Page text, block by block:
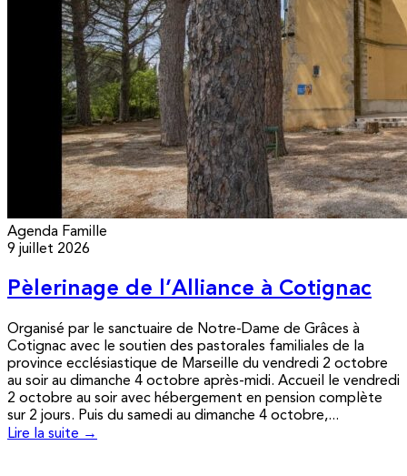
Agenda Famille
9 juillet 2026
Pèlerinage de l’Alliance à Cotignac
Organisé par le sanctuaire de Notre-Dame de Grâces à
Cotignac avec le soutien des pastorales familiales de la
province ecclésiastique de Marseille du vendredi 2 octobre
au soir au dimanche 4 octobre après-midi. Accueil le vendredi
2 octobre au soir avec hébergement en pension complète
sur 2 jours. Puis du samedi au dimanche 4 octobre,...
Lire la suite →